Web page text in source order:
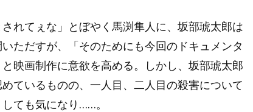
れてぇな」とぼやく馬渕隼人に、坂部琥太郎は
ただすが、「そのためにも今回のドキュメンタ
映画制作に意欲を高める。しかし、坂部琥太郎
ているものの、一人目、二人目の殺害について
ても気になり……。